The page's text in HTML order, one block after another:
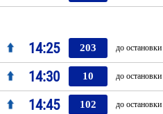
14:25 203 до остановки
14:30 10 до остановки
14:45 102 до остановки